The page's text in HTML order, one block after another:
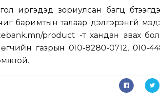
зориулсан багц
баримтын талаар дэлгэрэнгүй
product -т хандан авах
газрын 010-8280-0712, 010-